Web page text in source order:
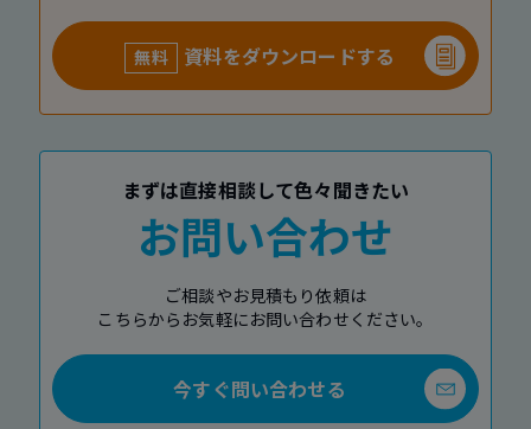
無料 資料をダウンロードする
まずは直接相談して色々聞きたい
お問い合わせ
ご相談やお見積もり依頼は
こちらからお気軽にお問い合わせください。
今すぐ問い合わせる